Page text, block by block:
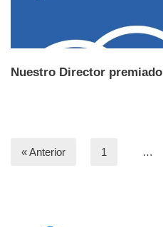
Nuestro Director premiado
« Anterior 1 …